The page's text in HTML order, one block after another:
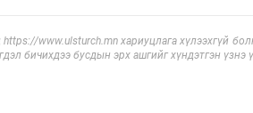
www.ulsturch.mn хариуцлага хүлээхгүй
бичихдээ бусдын эрх ашгийг хүндэтгэн үзнэ